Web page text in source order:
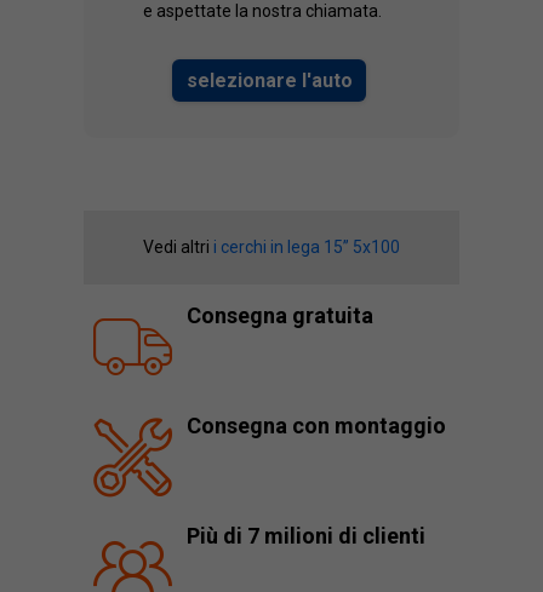
e aspettate la nostra chiamata.
selezionare l'auto
Vedi altri i cerchi in lega 15” 5x100
Consegna gratuita
Consegna con montaggio
Più di 7 milioni di clienti